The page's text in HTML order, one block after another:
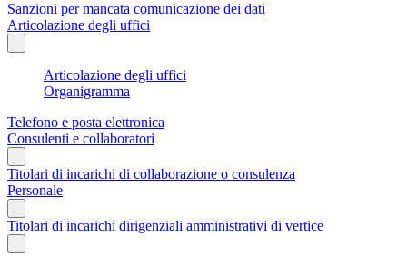
Sanzioni per mancata comunicazione dei dati
Articolazione degli uffici
Articolazione degli uffici
Organigramma
Telefono e posta elettronica
Consulenti e collaboratori
Titolari di incarichi di collaborazione o consulenza
Personale
Titolari di incarichi dirigenziali amministrativi di vertice